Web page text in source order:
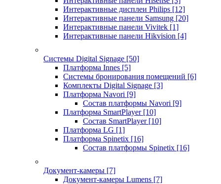
Интерактивные дисплеи Philips [12]
Интерактивные панели Samsung [20]
Интерактивные панели Vivitek [1]
Интерактивные панели Hikvision [4]
Системы Digital Signage [50]
Платформа Innes [5]
Системы бронирования помещений [6]
Комплекты Digital Signage [3]
Платформа Navori [9]
Состав платформы Navori [9]
Платформа SmartPlayer [10]
Состав SmartPlayer [10]
Платформа LG [1]
Платформа Spinetix [16]
Состав платформы Spinetix [16]
Документ-камеры [7]
Документ-камеры Lumens [7]